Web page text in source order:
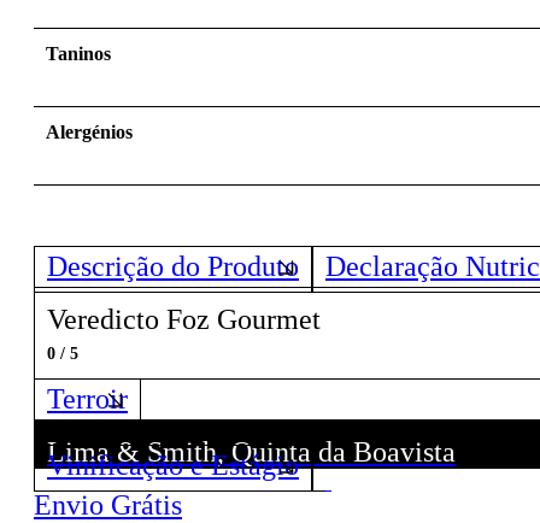
Taninos
Alergénios
Descrição do Produto
Declaração
Veredicto Foz Gourmet
0 / 5
Terroir
Lima & Smith, Quinta da Boavista
Descubra todos os Vinhos deste Produtor!
Lima & Smith, Quinta da Boavista
Descubra todos os Vinhos deste Produtor!
Vinificação e Estágio
Envio Grátis